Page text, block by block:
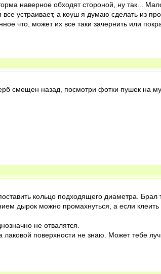
наверное обходят стороной, ну так...
устраивает, а коуш я думаю сделать из
что, может их все таки зачернить или
смещен назад, посмотри фотки пушек на
кольцо подходящего диаметра.
дырок можно промахнуться, а если
не отвалятся.
поверхности не знаю. Может тебе